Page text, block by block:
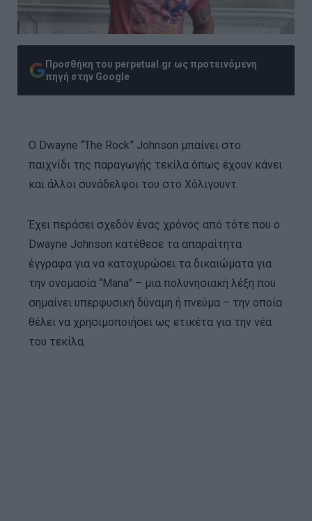
Προσθήκη του perpetual.gr ως προτεινόμενη
πηγή στην Google
Ο Dwayne “The Rock” Johnson μπαίνει στο
παιχνίδι της παραγωγής τεκίλα όπως έχουν κάνει
και άλλοι συνάδελφοι του στο Χόλιγουντ.
Έχει περάσει σχεδόν ένας χρόνος από τότε που ο
Dwayne Johnson κατέθεσε τα απαραίτητα
έγγραφα για να κατοχυρώσει τα δικαιώματα για
την ονομασία “Mana” – μια πολυνησιακή λέξη που
σημαίνει υπερφυσική δύναμη ή πνεύμα – την οποία
θέλει να χρησιμοποιήσει ως ετικέτα για την νέα
του τεκίλα.